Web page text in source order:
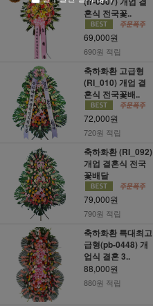
혼식 전국꽃..
69,000원
690원 적립
축하화환 고급형
(RI_010) 개업 결
혼식 전국꽃배..
72,000원
720원 적립
축하화환 (RI_092)
개업 결혼식 전국
꽃배달
79,000원
790원 적립
축하화환 특대최고
급형(pb-0448) 개
업식 결혼 3..
88,000원
880원 적립